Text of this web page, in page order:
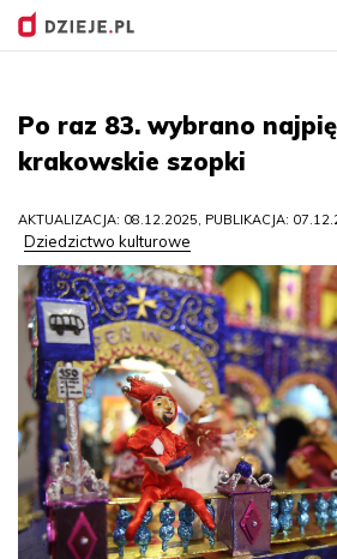
do
treści
Po raz 83. wybrano
krakowskie szopki
AKTUALIZACJA: 08.12.2025, PUBLIKACJA:
Dziedzictwo kulturowe